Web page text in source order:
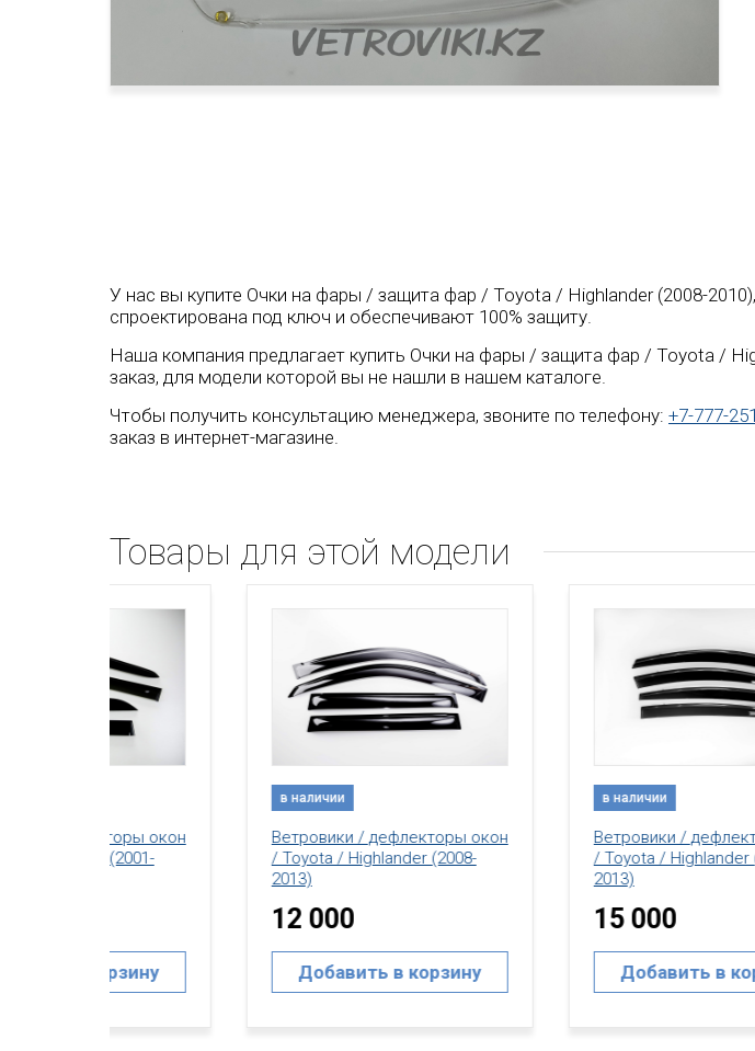
У нас вы купите Очки на фары / защита фар / Toyota / Highlander (2008-
спроектирована под ключ и обеспечивают 100% защиту.
Наша компания предлагает купить Очки на фары / защита фар / Toyota /
заказ, для модели которой вы не нашли в нашем каталоге.
Чтобы получить консультацию менеджера, звоните по телефону: +7-777-
заказ в интернет-магазине.
Товары для этой модели
Ветровики / дефлекторы окон
/ Toyota / Highlander (2008-
Добавить в корзину
Ветровики / дефлекторы окон
/ Toyota / Highlander (2008-
Добавить в корзину